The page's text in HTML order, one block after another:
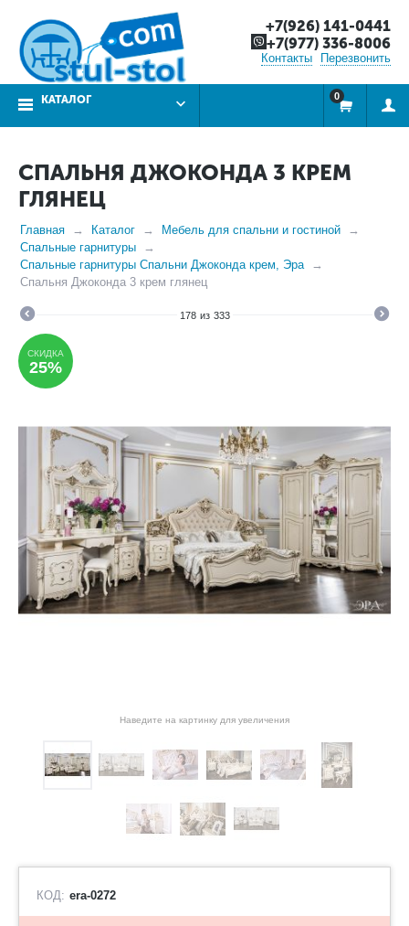
+7(926) 141-0441
+7(977) 336-8006
Контакты Перезвонить
КАТАЛОГ 0
СПАЛЬНЯ ДЖОКОНДА 3 КРЕМ
ГЛЯНЕЦ
Главная Каталог
Мебель для спальни и гостиной
Спальные гарнитуры
Спальные гарнитуры Спальни Джоконда крем, Эра
Спальня Джоконда 3 крем глянец
178 из 333
СКИДКА
25%
Наведите на картинку для увеличения
КОД: era-0272